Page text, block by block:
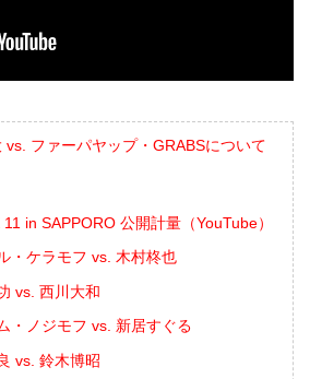
ファーパヤップ・GRABSについて
in SAPPORO 公開計量（YouTube）
・ケラモフ vs. 木村柊也
vs. 西川大和
・ノジモフ vs. 新居すぐる
vs. 鈴木博昭